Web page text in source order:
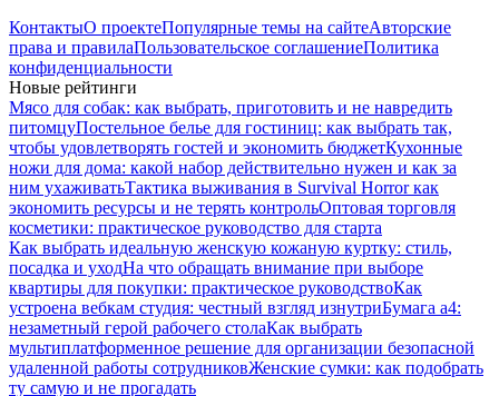
КонтактыО проектеПопулярные темы на сайтеАвторские
права и правилаПользовательское соглашениеПолитика
конфиденциальности
Новые рейтинги
Мясо для собак: как выбрать, приготовить и не навредить
питомцуПостельное белье для гостиниц: как выбрать так,
чтобы удовлетворять гостей и экономить бюджетКухонные
ножи для дома: какой набор действительно нужен и как за
ним ухаживатьТактика выживания в Survival Horror как
экономить ресурсы и не терять контрольОптовая торговля
косметики: практическое руководство для старта
Как выбрать идеальную женскую кожаную куртку: стиль,
посадка и уходНа что обращать внимание при выборе
квартиры для покупки: практическое руководствоКак
устроена вебкам студия: честный взгляд изнутриБумага а4:
незаметный герой рабочего столаКак выбрать
мультиплатформенное решение для организации безопасной
удаленной работы сотрудниковЖенские сумки: как подобрать
ту самую и не прогадать